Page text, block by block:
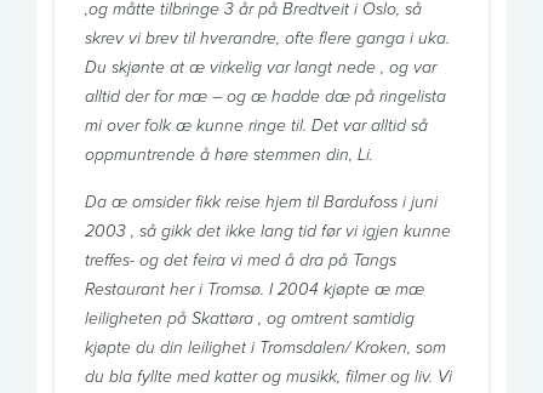
,og måtte tilbringe 3 år på Bredtveit i Oslo, så
skrev vi brev til hverandre, ofte flere ganga i uka.
Du skjønte at æ virkelig var langt nede , og var
alltid der for mæ – og æ hadde dæ på ringelista
mi over folk æ kunne ringe til. Det var alltid så
oppmuntrende å høre stemmen din, Li.
Da æ omsider fikk reise hjem til Bardufoss i juni
2003 , så gikk det ikke lang tid før vi igjen kunne
treffes- og det feira vi med å dra på Tangs
Restaurant her i Tromsø. I 2004 kjøpte æ mæ
leiligheten på Skattøra , og omtrent samtidig
kjøpte du din leilighet i Tromsdalen/ Kroken, som
du bla fyllte med katter og musikk, filmer og liv. Vi